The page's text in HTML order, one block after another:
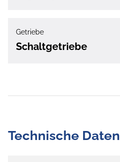
Getriebe
Schaltgetriebe
Technische Daten